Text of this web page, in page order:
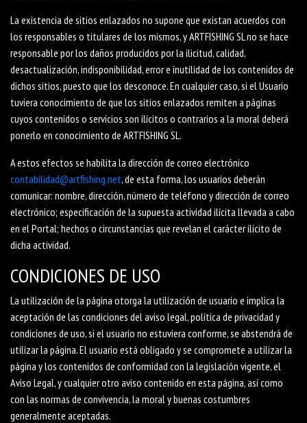
La existencia de sitios enlazados no supone que existan acuerdos con
los responsables o titulares de los mismos, y ARTFISHING SL no se hace
responsable por los daños producidos por la ilicitud, calidad,
desactualización, indisponibilidad, error e inutilidad de los contenidos de
dichos sitios, puesto que los desconoce. En cualquier caso, si el Usuario
tuviera conocimiento de que los sitios enlazados remiten a páginas
cuyos contenidos o servicios son ilícitos o contrarios a la moral deberá
ponerlo en conocimiento de ARTFISHING SL.
A estos efectos se habilita la dirección de correo electrónico
contabilidad@artfishing.net, de esta forma, los usuarios deberán
comunicar: nombre, dirección, número de teléfono y dirección de correo
electrónico; especificación de la supuesta actividad ilícita llevada a cabo
en el Portal; hechos o circunstancias que revelan el carácter ilícito de
dicha actividad.
CONDICIONES DE USO
La utilización de la página otorga la utilización de usuario e implica la
aceptación de las condiciones del aviso legal, política de privacidad y
condiciones de uso, si el usuario no estuviera conforme, se abstendrá de
utilizar la página. El usuario está obligado y se compromete a utilizar la
página y los contenidos de conformidad con la legislación vigente, el
Aviso Legal, y cualquier otro aviso contenido en esta página, así como
con las normas de convivencia, la moral y buenas costumbres
generalmente aceptadas.